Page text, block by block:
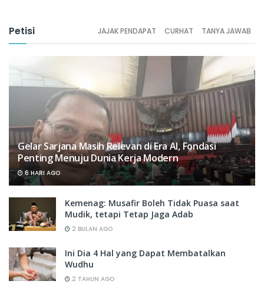
Petisi JAJAK PENDAPAT CURHAT TANYA JAWAB
Gelar Sarjana Masih Relevan di Era AI, Fondasi
Penting Menuju Dunia Kerja Modern
6 HARI AGO
Kemenag: Musafir Boleh Tidak Puasa saat
Mudik, tetapi Tetap Jaga Adab
2 BULAN AGO
Ini Dia 4 Hal yang Dapat Membatalkan
Wudhu
2 TAHUN AGO